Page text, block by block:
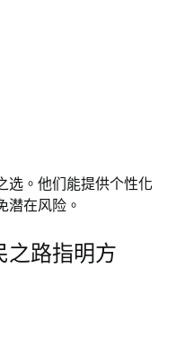
选。他们能提供个性化
潜在风险。
之路指明方